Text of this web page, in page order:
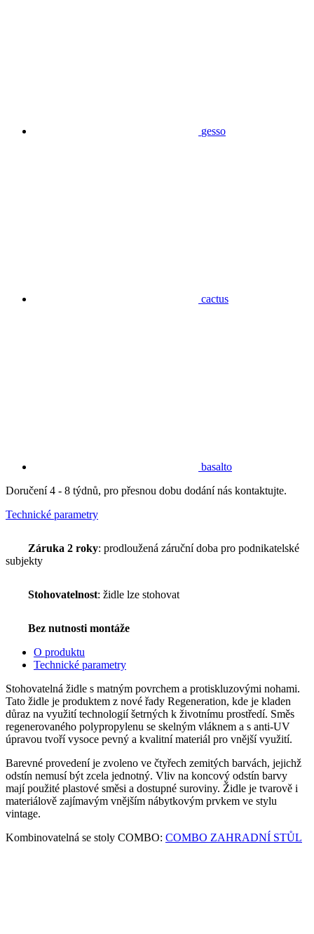
gesso
cactus
basalto
Doručení 4 - 8 týdnů, pro přesnou dobu dodání nás kontaktujte.
Technické parametry
Záruka 2 roky: prodloužená záruční doba pro podnikatelské
subjekty
Stohovatelnost: židle lze stohovat
Bez nutnosti montáže
O produktu
Technické parametry
Stohovatelná židle s matným povrchem a protiskluzovými nohami.
Tato židle je produktem z nové řady Regeneration, kde je kladen
důraz na využití technologií šetrných k životnímu prostředí. Směs
regenerovaného polypropylenu se skelným vláknem a s anti-UV
úpravou tvoří vysoce pevný a kvalitní materiál pro vnější využití.
Barevné provedení je zvoleno ve čtyřech zemitých barvách, jejichž
odstín nemusí být zcela jednotný. Vliv na koncový odstín barvy
mají použité plastové směsi a dostupné suroviny. Židle je tvarově i
materiálově zajímavým vnějším nábytkovým prvkem ve stylu
vintage.
Kombinovatelná se stoly COMBO: COMBO ZAHRADNÍ STŮL